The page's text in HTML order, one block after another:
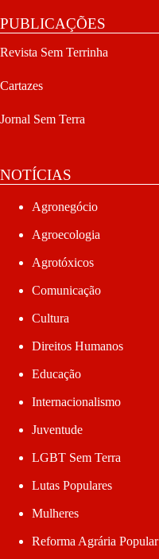
PUBLICAÇÕES
Revista Sem Terrinha
Cartazes
Jornal Sem Terra
NOTÍCIAS
Agronegócio
Agroecologia
Agrotóxicos
Comunicação
Cultura
Direitos Humanos
Educação
Internacionalismo
Juventude
LGBT Sem Terra
Lutas Populares
Mulheres
Reforma Agrária Popular